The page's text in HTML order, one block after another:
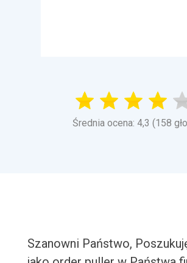
Średnia ocena: 4,3 (158
Szanowni Państwo,